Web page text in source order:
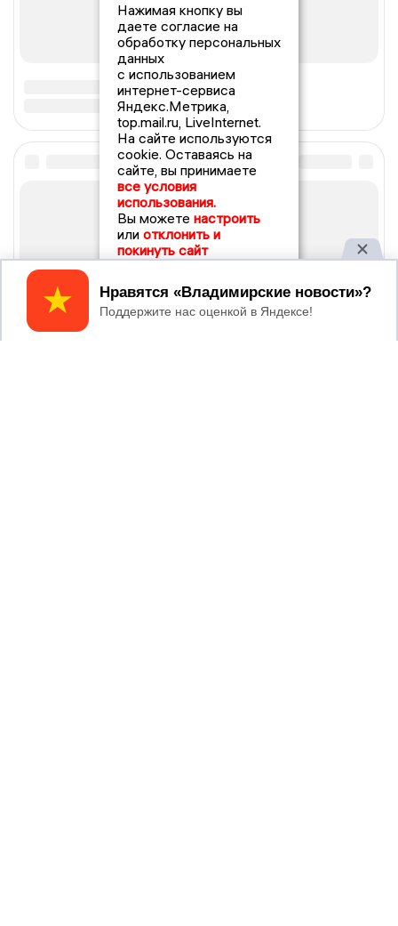
Нажимая кнопку вы
даете согласие на
обработку персональных
данных
с использованием
интернет-сервиса
Яндекс.Метрика,
top.mail.ru, LiveInternet.
На сайте используются
cookie. Оставаясь на
сайте, вы принимаете
все условия
использования.
Вы можете настроить
или отклонить и
покинуть сайт
Принять